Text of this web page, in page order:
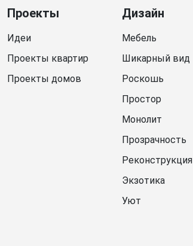
Проекты
Идеи
Проекты квартир
Проекты домов
Дизайн
Мебель
Шикарный вид
Роскошь
Простор
Монолит
Прозрачность
Реконструкция
Экзотика
Уют